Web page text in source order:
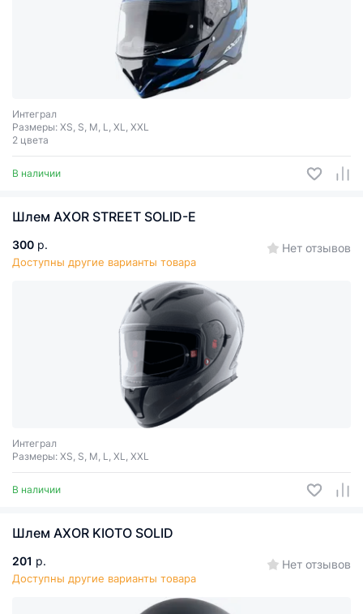
Интеграл
Размеры: XS, S, M, L, XL, XXL
2 цвета
В наличии
Шлем AXOR STREET SOLID-E
300 р.
Доступны другие варианты товара
Нет отзывов
Интеграл
Размеры: XS, S, M, L, XL, XXL
В наличии
Шлем AXOR KIOTO SOLID
201 р.
Доступны другие варианты товара
Нет отзывов